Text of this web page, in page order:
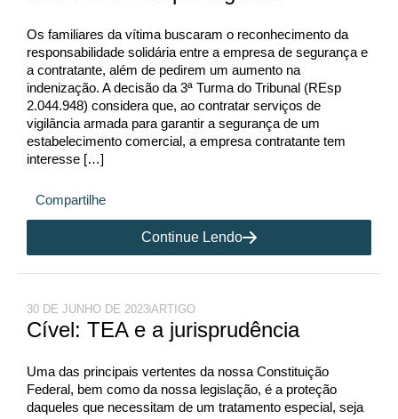
Os familiares da vítima buscaram o reconhecimento da
responsabilidade solidária entre a empresa de segurança e
a contratante, além de pedirem um aumento na
indenização. A decisão da 3ª Turma do Tribunal (REsp
2.044.948) considera que, ao contratar serviços de
vigilância armada para garantir a segurança de um
estabelecimento comercial, a empresa contratante tem
interesse […]
Compartilhe
Continue Lendo
30 DE JUNHO DE 2023ARTIGO
Cível: TEA e a jurisprudência
Uma das principais vertentes da nossa Constituição
Federal, bem como da nossa legislação, é a proteção
daqueles que necessitam de um tratamento especial, seja